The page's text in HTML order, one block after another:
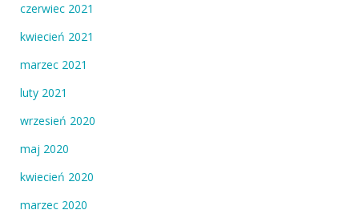
czerwiec 2021
kwiecień 2021
marzec 2021
luty 2021
wrzesień 2020
maj 2020
kwiecień 2020
marzec 2020